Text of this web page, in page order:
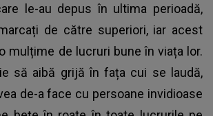
le-au depus în ultima perioadă,
de către superiori, iar acest
mulțime de lucruri bune în viața lor.
să aibă grijă în fața cui se laudă,
de-a face cu persoane invidioase